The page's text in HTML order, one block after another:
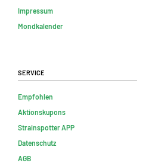
Impressum
Mondkalender
Service
Empfohlen
Aktionskupons
Strainspotter APP
Datenschutz
AGB